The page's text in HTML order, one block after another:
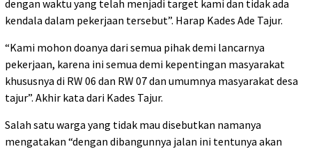
dengan waktu yang telah menjadi target kami dan tidak ada
kendala dalam pekerjaan tersebut”. Harap Kades Ade Tajur.
“Kami mohon doanya dari semua pihak demi lancarnya
pekerjaan, karena ini semua demi kepentingan masyarakat
khususnya di RW 06 dan RW 07 dan umumnya masyarakat desa
tajur”. Akhir kata dari Kades Tajur.
Salah satu warga yang tidak mau disebutkan namanya
mengatakan “dengan dibangunnya jalan ini tentunya akan